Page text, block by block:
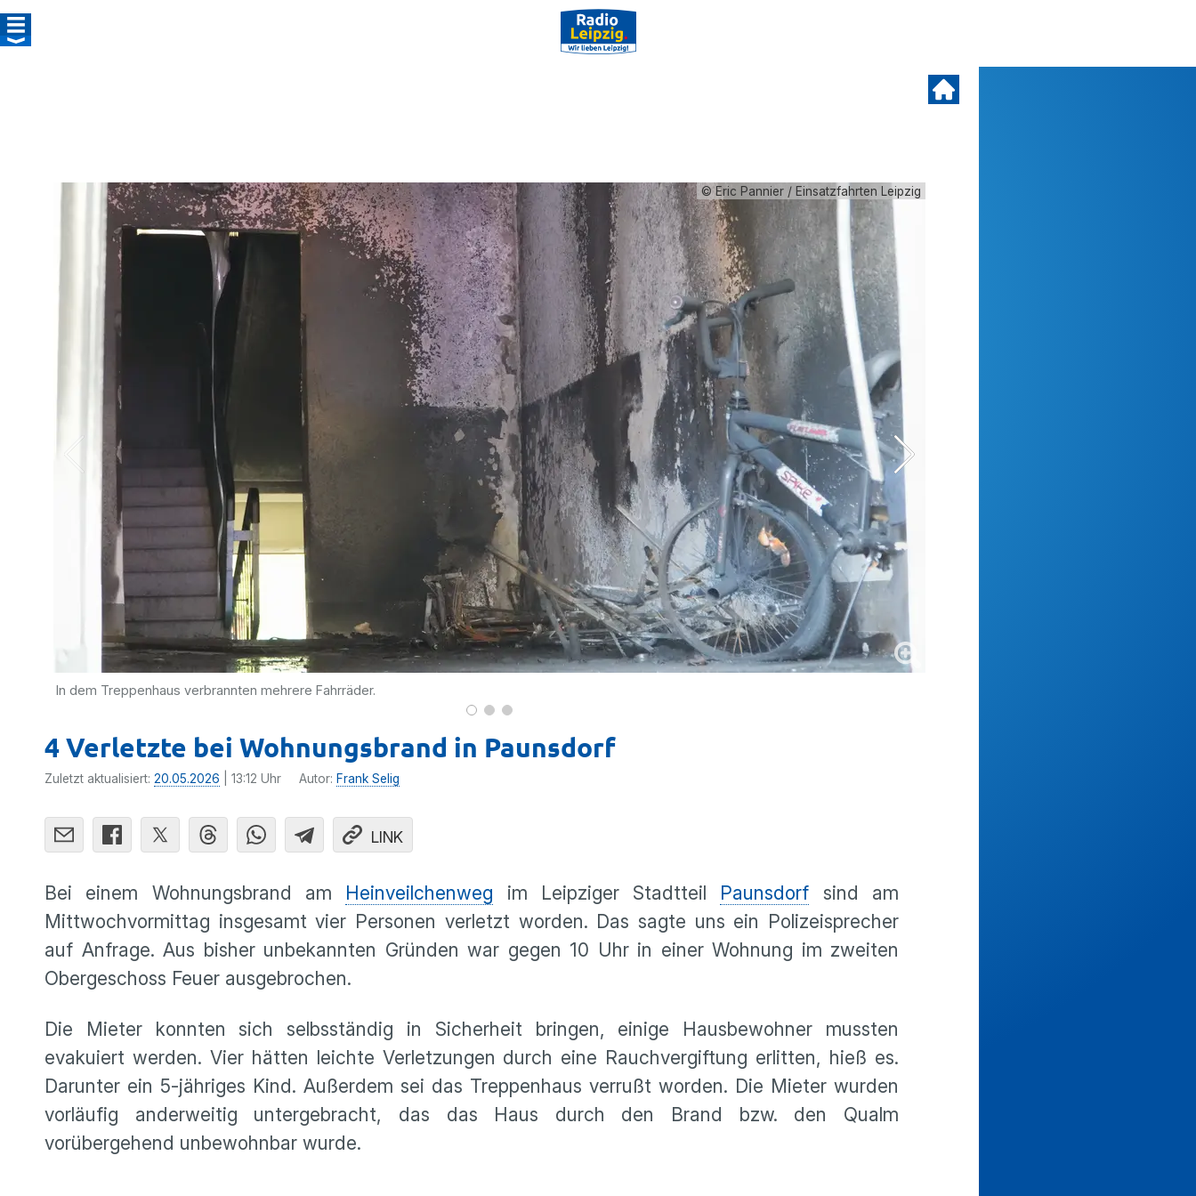
© Eric Pannier / Einsatzfahrten Leipzig
In dem Treppenhaus verbrannten mehrere Fahrräder.
4 Verletzte bei Wohnungsbrand in Paunsdorf
Zuletzt aktualisiert: 20.05.2026 | 13:12 Uhr Autor: Frank Selig
LINK
Bei einem Wohnungsbrand am Heinveilchenweg im Leipziger Stadtteil Paunsdorf sind am
Mittwochvormittag insgesamt vier Personen verletzt worden. Das sagte uns ein Polizeisprecher
auf Anfrage. Aus bisher unbekannten Gründen war gegen 10 Uhr in einer Wohnung im zweiten
Obergeschoss Feuer ausgebrochen.
Die Mieter konnten sich selbsständig in Sicherheit bringen, einige Hausbewohner mussten
evakuiert werden. Vier hätten leichte Verletzungen durch eine Rauchvergiftung erlitten, hieß es.
Darunter ein 5-jähriges Kind. Außerdem sei das Treppenhaus verrußt worden. Die Mieter wurden
vorläufig anderweitig untergebracht, das das Haus durch den Brand bzw. den Qualm
vorübergehend unbewohnbar wurde.